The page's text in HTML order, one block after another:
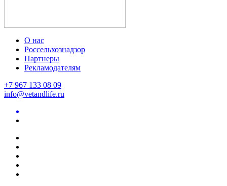
О нас
Россельхознадзор
Партнеры
Рекламодателям
+7 967 133 08 09
info@vetandlife.ru